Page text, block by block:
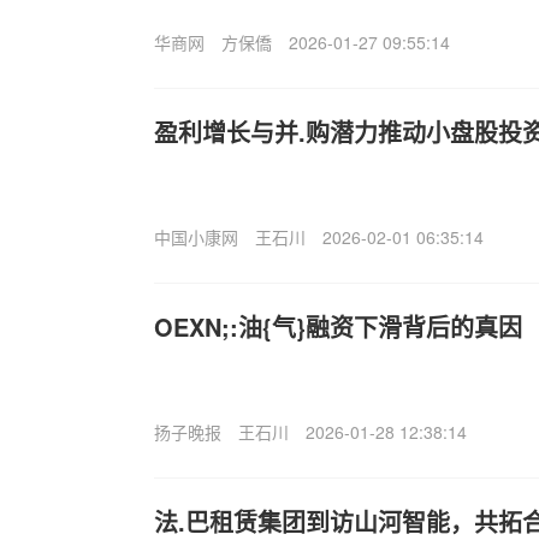
华商网 方保僑 2026-01-27 09:55:14
盈利增长与并.购潜力推动小盘股投
中国小康网 王石川 2026-02-01 06:35:14
OEXN;:油{气}融资下滑背后的真因
扬子晚报 王石川 2026-01-28 12:38:14
法.巴租赁集团到访山河智能，共拓